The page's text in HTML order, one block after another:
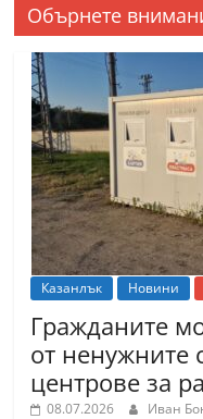
Обърнете
Казанлък Новини
Гражданите
от ненужните
центрове за
08.07.2026 Иван